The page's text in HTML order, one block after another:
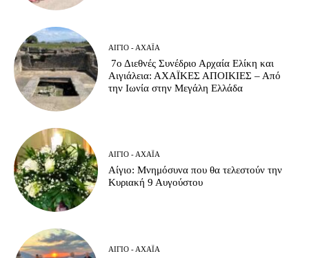
ΑΊΓΙΟ - ΑΧΑΪ́Α
7ο Διεθνές Συνέδριο Αρχαία Ελίκη και
Αιγιάλεια: ΑΧΑΪΚΕΣ ΑΠΟΙΚΙΕΣ – Από
την Ιωνία στην Μεγάλη Ελλάδα
ΑΊΓΙΟ - ΑΧΑΪ́Α
Αίγιο: Μνημόσυνα που θα τελεστούν την
Κυριακή 9 Αυγούστου
ΑΊΓΙΟ - ΑΧΑΪ́Α